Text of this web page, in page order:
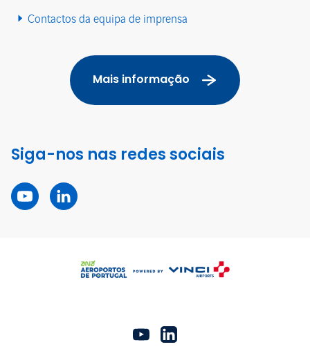
Contactos da equipa de imprensa
Mais informação
Siga-nos nas redes sociais